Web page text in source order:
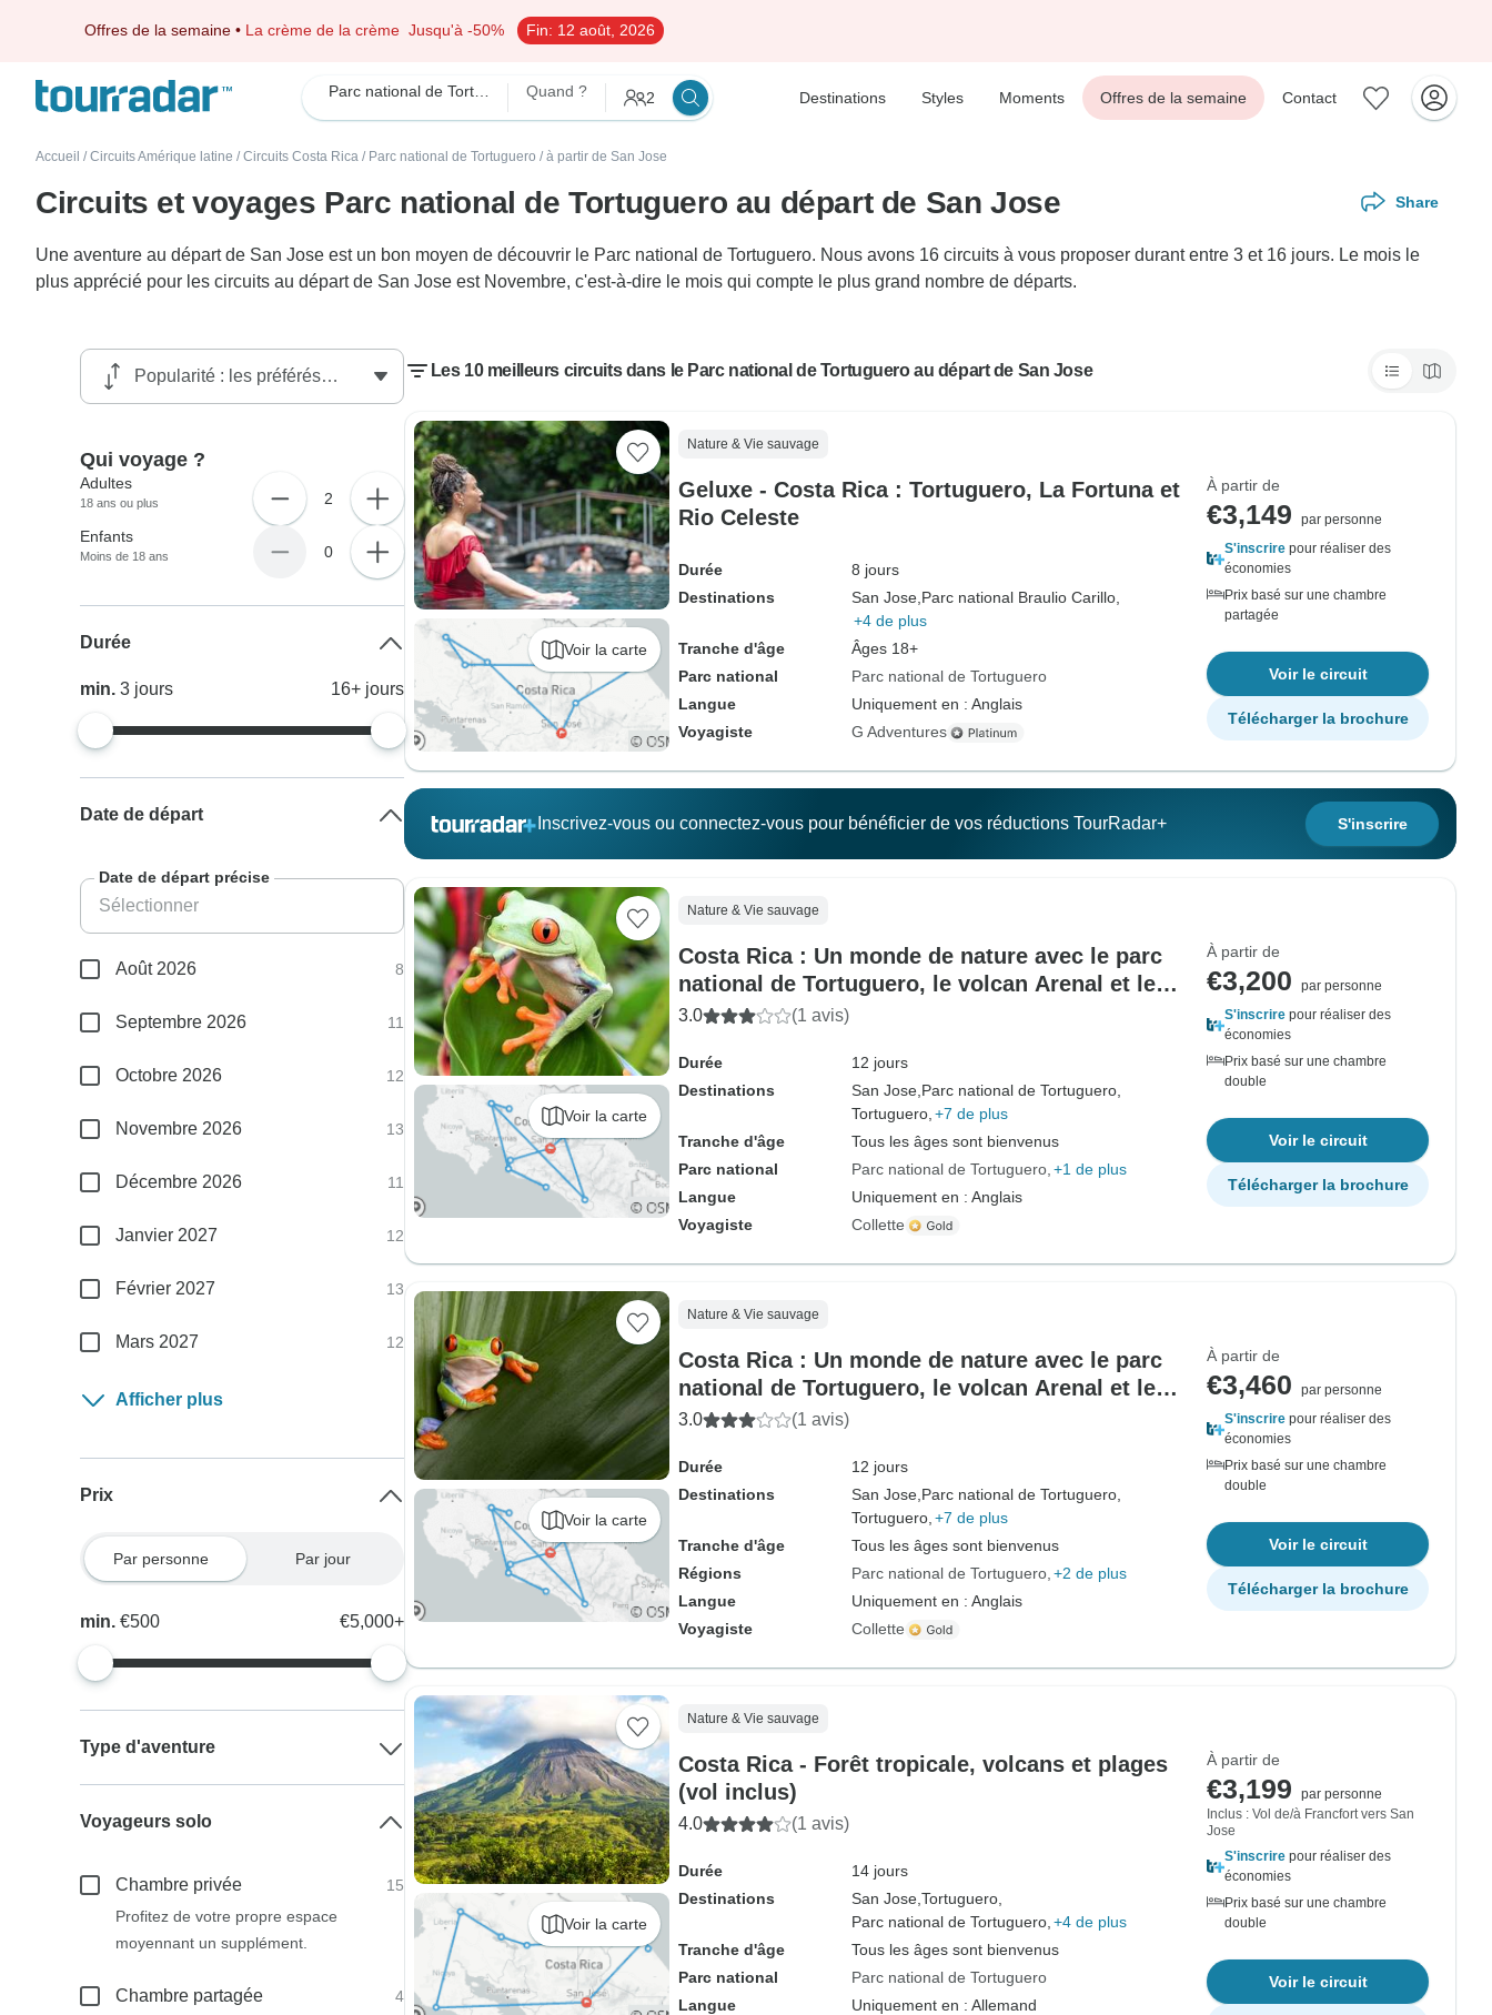
Offres de la semaine • La crème de la crème Jusqu'à -50% Fin: 12 août, 2026
Parc national de Tortuguero Quand ? 2 Destinations Styles Moments Offres de la semaine Contact
Accueil / Circuits Amérique latine / Circuits Costa Rica / Parc national de Tortuguero / à partir de San Jose
Circuits et voyages Parc national de Tortuguero au départ de San Jose Share
Une aventure au départ de San Jose est un bon moyen de découvrir le Parc national de Tortuguero. Nous avons 16 circuits à vous proposer durant entre 3 et 16 jours. Le mois le
plus apprécié pour les circuits au départ de San Jose est Novembre, c'est-à-dire le mois qui compte le plus grand nombre de départs.
Les 10 meilleurs circuits dans le Parc national de Tortuguero au départ de San Jose
Voir la carte
Nature & Vie sauvage
Geluxe - Costa Rica : Tortuguero, La Fortuna et
Rio Celeste
Durée
8 jours
Destinations
San Jose, Parc national Braulio Carillo,
+4 de plus
Tranche d'âge
Âges 18+
Parc national
Parc national de Tortuguero
Langue
Uniquement en : Anglais
Voyagiste
G Adventures
À partir de
€3,149
par personne
S'inscrire pour réaliser des
économies
Prix basé sur une chambre
partagée
Voir le circuit
Télécharger la brochure
Inscrivez-vous ou connectez-vous pour bénéficier de vos réductions TourRadar+ S'inscrire
Voir la carte
Nature & Vie sauvage
Costa Rica : Un monde de nature avec le parc
national de Tortuguero, le volcan Arenal et le
parc national de Manuel Antonio (2026)
3.0 (1 avis)
Durée
12 jours
Destinations
San Jose, Parc national de Tortuguero,
Tortuguero, +7 de plus
Tranche d'âge
Tous les âges sont bienvenus
Parc national
Parc national de Tortuguero +1 de plus
Langue
Uniquement en : Anglais
Voyagiste
Collette
À partir de
€3,200
par personne
S'inscrire pour réaliser des
économies
Prix basé sur une chambre
double
Voir le circuit
Télécharger la brochure
Voir la carte
Nature & Vie sauvage
Costa Rica : Un monde de nature avec le parc
national de Tortuguero, le volcan Arenal et le
parc national de Manuel Antonio (2027)
3.0 (1 avis)
Durée
12 jours
Destinations
San Jose, Parc national de Tortuguero,
Tortuguero, +7 de plus
Tranche d'âge
Tous les âges sont bienvenus
Régions
Parc national de Tortuguero +2 de plus
Langue
Uniquement en : Anglais
Voyagiste
Collette
À partir de
€3,460
par personne
S'inscrire pour réaliser des
économies
Prix basé sur une chambre
double
Voir le circuit
Télécharger la brochure
Voir la carte
Nature & Vie sauvage
Costa Rica - Forêt tropicale, volcans et plages
(vol inclus)
4.0 (1 avis)
Durée
14 jours
Destinations
San Jose, Tortuguero,
Parc national de Tortuguero, +4 de plus
Tranche d'âge
Tous les âges sont bienvenus
Parc national
Parc national de Tortuguero
Langue
Uniquement en : Allemand
À partir de
€3,199
par personne
Inclus : Vol de/à Francfort vers San
Jose
S'inscrire pour réaliser des
économies
Prix basé sur une chambre
double
Voir le circuit
Qui voyage ?
Adultes
18 ans ou plus 2
Enfants
Moins de 18 ans 0
Durée
min.3 jours 16+ jours
Date de départ
Date de départ précise
Août 2026 8
Septembre 2026 11
Octobre 2026 12
Novembre 2026 13
Décembre 2026 11
Janvier 2027 12
Février 2027 13
Mars 2027 12
Afficher plus
Prix
Par personne Par jour
min.€500 €5,000+
Type d'aventure
Voyageurs solo
Chambre privée
15
Profitez de votre propre espace
moyennant un supplément.
Chambre partagée
4